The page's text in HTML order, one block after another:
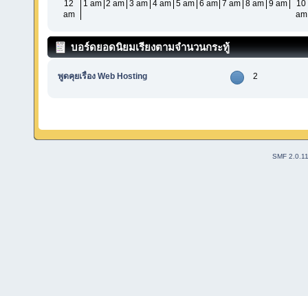
12
am
1 am 2 am 3 am 4 am 5 am 6 am 7 am 8 am 9 am
10
am
บอร์ดยอดนิยมเรียงตามจำนวนกระทู้
พูดคุยเรื่อง Web Hosting 2
SMF 2.0.11